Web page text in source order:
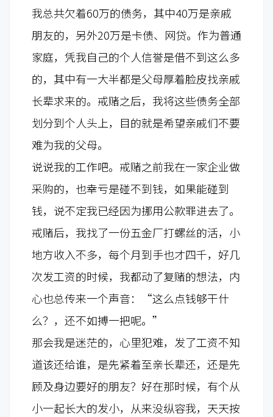
我总共欠着60万的债务，其中40万是亲戚
朋友的，另外20万是卡债、网贷。作为普通
家庭，凭我自己的个人信誉是借不到这么多
的，其中有一大半都是父母厚着脸皮找亲戚
长辈求来的。戒赌之后，我将这些债务全部
划分到个人头上，目的就是希望亲戚们不要
难为我的父母。
说说我的工作吧。戒赌之前我在一家企业做
采购的，也幸亏是碰不到钱，如果能碰到
钱，说不定我已经因为挪用公款罪进去了。
戒赌后，我找了一份五金厂打螺丝的活，小
地方收入不多，每个月到手也才四千，好几
次发工资的时候，我都动了复赌的想法，内
心也总传来一个声音：“这么点钱够干什
么？，还不如搏一把呢。”
那会我是迷茫的， 心里犯难， 发了工资不知
道该还给谁， 是先紧着至亲长辈还，还是先
顾及身边要好的朋友？好在那时候，有个从
小一起长大的发小，从来没纵容我，天天按